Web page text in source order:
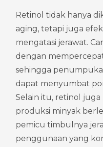
Retinol tidak hanya
aging, tetapi juga
mengatasi jerawat.
dengan
sehingga
dapat menyumbat
Selain itu, retinol
produksi minyak
pemicu timbulnya
penggunaan yang